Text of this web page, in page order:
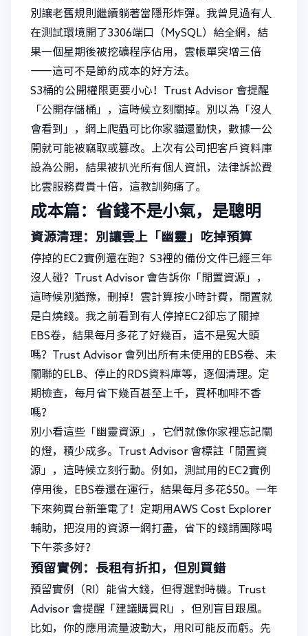
別讓老舊規則繼續躺著當隱形炸彈。我曾見過有人
在測試環境開了3306端口（MySQL）給全網，結
果一個星期後被挖礦程序佔用，雲帳單突增三倍
——這可不是節約成本的好方法。
S3桶的公開權限更要小心！Trust Advisor 會提醒
「公開存儲桶」，這時候立刻關掉。別以為「沒人
會看到」，網上爬蟲可比你家貓還勤快，數據一公
開就可能被竊取或篡改。上次有公司把客戶資料庫
設為公開，結果被扒光所有個人資訊，法律訴訟費
比雲服務費貴十倍，這教訓夠痛了。
成本篇：省錢不是小氣，是聰明
資源清理：別讓雲上「幽靈」吃掉預算
停掉的EC2實例還在跑？S3裡的備份文件已經三年
沒人碰？Trust Advisor 會告訴你「閒置資源」，
這時候別猶豫，刪掉！雲計算按小時計費，閒置就
是白燒錢。我之前看到有人停掉EC2卻忘了關掉
EBS卷，結果每月多花了好幾百，這不是冤大頭
嗎？Trust Advisor 會列出所有未使用的EBS卷、未
關聯的ELB、停止的RDS資料庫等，逐個清理。定
期檢查，每月省下幾百甚至上千，買杯咖啡不香
嗎？
別小看這些「幽靈資源」，它們就像你家裡忘記關
的燈，積少成多。Trust Advisor 會標註「閒置資
源」，這時候立刻行動。例如，測試用的EC2實例
停用後，EBS卷還在運行，結果每月多花$50。一年
下來夠買台新筆電了！定期用AWS Cost Explorer
輔助，把沒用的資源一網打盡，省下的錢請團隊喝
下午茶多好？
預留實例：長租有折扣，但別買錯
預留實例（RI）能省大錢，但得選對時機。Trust
Advisor 會提醒「建議購買RI」，但別盲目跟風。
比如，你的應用流量波動大，用RI可能反而虧。先